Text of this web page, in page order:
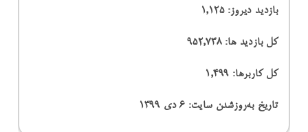
بازدید دیروز:1,125
کل بازدید ها:952,738
کل کاربرها: 1,499
تاریخ به‌روزشدن سایت:۶ دی ۱۳۹۹